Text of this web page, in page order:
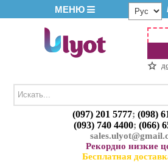
МЕНЮ
(097) 201 5777;(098)
(093) 740 4400;(066)
Рекордно низкие
Бесплатная